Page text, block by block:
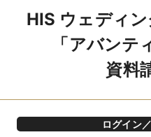
HIS ウェディ
「アバンテ
資料
ログイン